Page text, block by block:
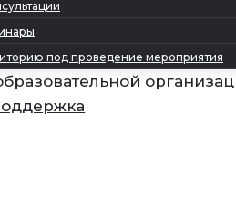
под проведение мероприятия